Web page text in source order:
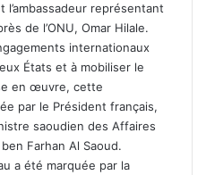
l’ambassadeur représentant
de l’ONU, Omar Hilale.
internationaux
États et à mobiliser le
en œuvre, cette
par le Président français,
saoudien des Affaires
Farhan Al Saoud.
a été marquée par la